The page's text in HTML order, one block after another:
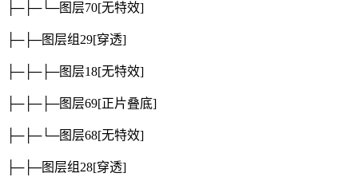
├─├─└─图层70[无特效]
├─├─图层组29[穿透]
├─├─├─图层18[无特效]
├─├─├─图层69[正片叠底]
├─├─└─图层68[无特效]
├─├─图层组28[穿透]